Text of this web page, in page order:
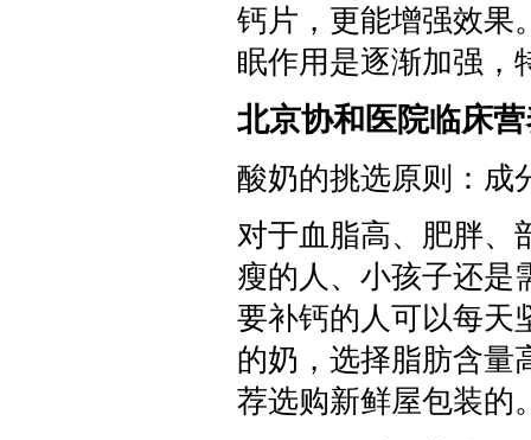
钙片，更能增强效果
眠作用是逐渐加强，
北京协和医院临床
酸奶的挑选原则：成
对于血脂高、肥胖、
瘦的人、小孩子还是
要补钙的人可以每天
的奶，选择脂肪含量
荐选购新鲜屋包装的